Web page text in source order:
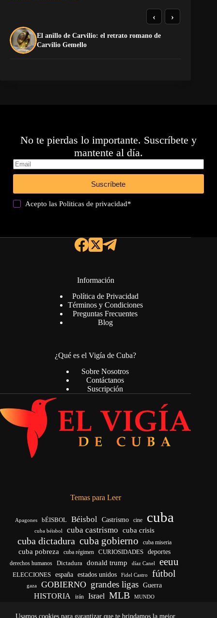
Usamos cookies para garantizar que te brindamos la mejor
El anillo de Carvilio: el retrato romano de
Carvilio Gemello
‹ ›
No te pierdas lo importante. Suscríbete y
mantente al día.
Suscríbete
Acepto lasPoliticas de privacidad*
Información
Política de Privacidad
Términos y Condiciones
Preguntas Frecuentes
Blog
¿Qué es el Vigía de Cuba?
Sobre Nosotros
Contáctanos
Suscripción
Temas para Leer
Apagones bÉISBOL Béisbol Castrismo cine cuba
cuba béisbol cuba castrismo cuba crisis
cuba dictadura cuba gobierno cuba miseria
cuba pobreza cuba régimen CURIOSIDADES deportes
derechos humanos Dictadura donald trump díaz Canel eeuu
ELECCIONES españa estados unidos Fidel Castro fútbol
gaza GOBIERNO grandes ligas Guerra
HISTORIA irán Israel MLB MUNDO